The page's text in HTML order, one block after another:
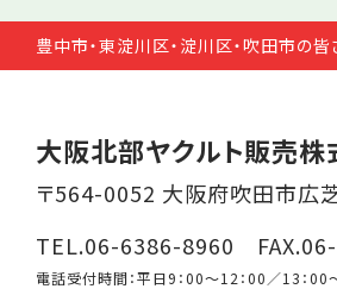
豊中市・東淀川区・淀川区・吹田市の皆
大阪北部ヤクルト販売株
〒564-0052 大阪府吹田市広
TEL.06-6386-8960
電話受付時間：平日9：00～12：00／13：00